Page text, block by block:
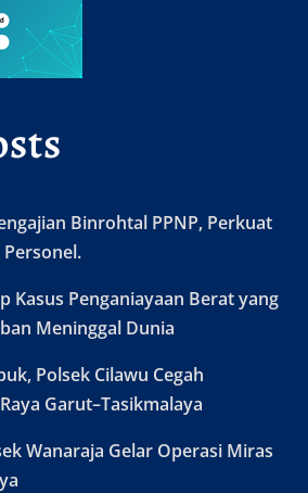
Binrohtal PPNP, Perkuat
Kasus Penganiayaan Berat yang
Meninggal Dunia
Polsek Cilawu Cegah
Garut–Tasikmalaya
Wanaraja Gelar Operasi Miras